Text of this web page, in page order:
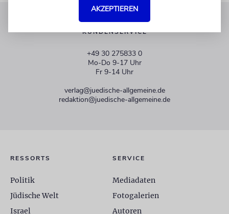
KUNDENSERVICE
+49 30 275833 0
Mo-Do 9-17 Uhr
Fr 9-14 Uhr
verlag@juedische-allgemeine.de
redaktion@juedische-allgemeine.de
RESSORTS
Politik
Jüdische Welt
Israel
SERVICE
Mediadaten
Fotogalerien
Autoren
AKZEPTIEREN